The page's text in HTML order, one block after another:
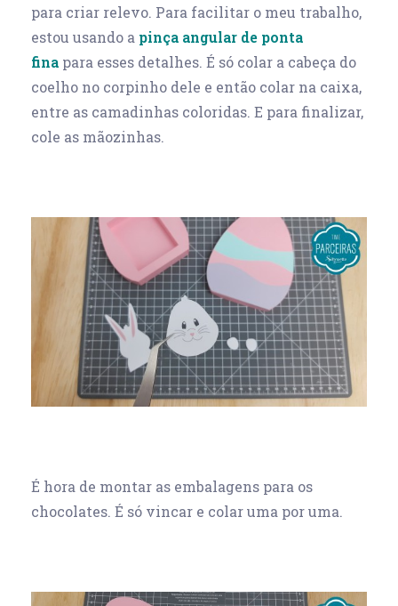
para criar relevo. Para facilitar o meu trabalho,
estou usando a pinça angular de ponta
fina para esses detalhes. É só colar a cabeça do
coelho no corpinho dele e então colar na caixa,
entre as camadinhas coloridas. E para finalizar,
cole as mãozinhas.
É hora de montar as embalagens para os
chocolates. É só vincar e colar uma por uma.